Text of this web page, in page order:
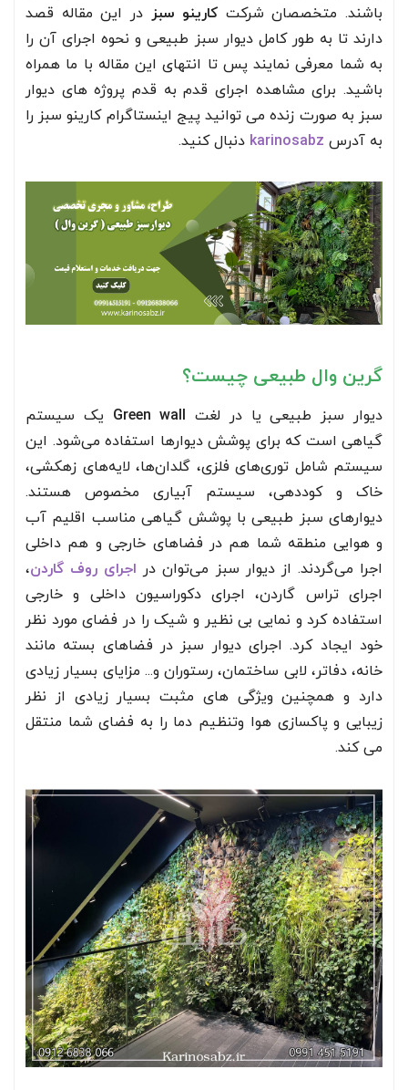
باشند. متخصصان شرکت کارینو سبزدر این مقاله قصد
دارند تا به طور کامل دیوار سبز طبیعی و نحوه اجرای آن را
به شما معرفی نمایند پس تا انتهای این مقاله با ما همراه
باشید. برای مشاهده اجرای قدم به قدم پروژه های دیوار
سبز به صورت زنده می توانید پیج اینستاگرام کارینو سبز را
به آدرس karinosabz دنبال کنید.
گرین وال طبیعی چیست؟
دیوار سبز طبیعی یا در لغت Green wall یک سیستم
گیاهی است که برای پوشش دیوارها استفاده می‌شود. این
سیستم شامل توری‌های فلزی، گلدان‌ها، لایه‌های زهکشی،
خاک و کود‌دهی، سیستم آبیاری مخصوص هستند.
دیوارهای سبز طبیعی با پوشش گیاهی مناسب اقلیم آب
و هوایی منطقه شما هم در فضاهای خارجی و هم داخلی
اجرا می‌گردند. از دیوار سبز می‌توان در اجرای روف گاردن،
اجرای تراس گاردن، اجرای دکوراسیون داخلی و خارجی
استفاده کرد و نمایی بی نظیر و شیک را در فضای مورد نظر
خود ایجاد کرد. اجرای دیوار سبز در فضاهای بسته مانند
خانه، دفاتر، لابی ساختمان، رستوران و... مزایای بسیار زیادی
دارد و همچنین ویژگی های مثبت بسیار زیادی از نظر
زیبایی و پاکسازی هوا وتنظیم دما را به فضای شما منتقل
می کند.